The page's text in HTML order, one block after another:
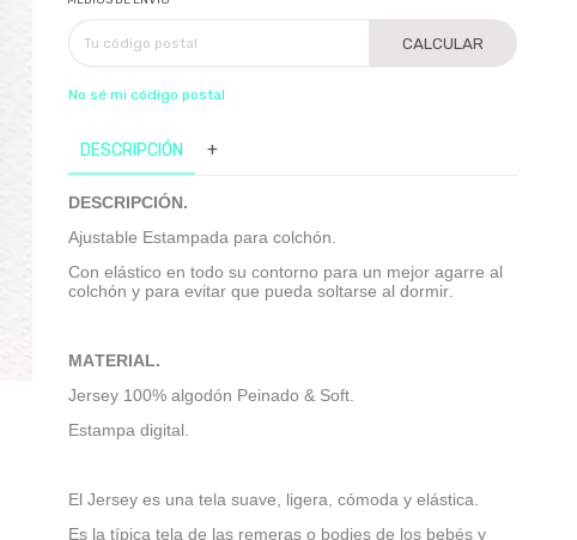
CALCULAR
No sé mi código postal
DESCRIPCIÓN +
DESCRIPCIÓN.
Ajustable Estampada para colchón.
Con elástico en todo su contorno para un mejor agarre al
colchón y para evitar que pueda soltarse al dormir.
MATERIAL.
Jersey 100% algodón Peinado & Soft.
Estampa digital.
El Jersey es una tela suave, ligera, cómoda y elástica.
Es la típica tela de las remeras o bodies de los bebés y